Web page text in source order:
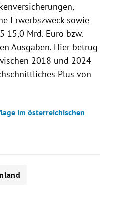
Erwerbszweck sowie
15,0 Mrd. Euro bzw.
Ausgaben. Hier betrug
2018 und 2024
Plus von
im österreichischen